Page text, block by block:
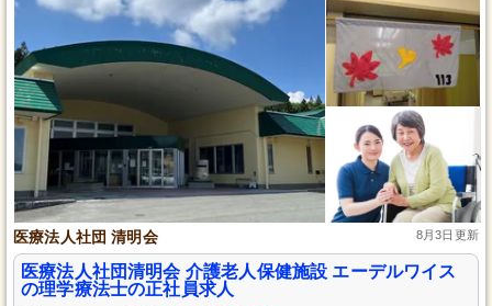
医療法人社団 清明会 8月3日更新
医療法人社団清明会 介護老人保健施設 エーデルワイス
の理学療法士の正社員求人